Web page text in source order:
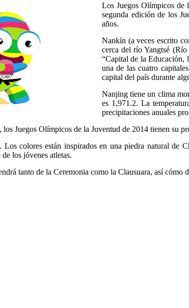
Los Juegos Olímpicos de
segunda edición de los
años.
Nankín (a veces escrito
cerca del río Yangtsé
“Capital de la Educación,
una de las cuatro
capital del país durante
Nanjing tiene un clima
es 1,971.2. La
precipitaciones anuales
Juegos Olímpicos de la Juventud de 2014 tienen su
colores están inspirados en una piedra natural de
los jóvenes atletas.
tanto de la Ceremonia como la Clausuara, así